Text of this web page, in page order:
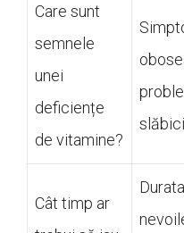
Care sunt
semnele
unei
deficiențe
de vitamine?
Cât timp ar